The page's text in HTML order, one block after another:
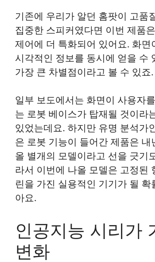
기존에 우리가 알던 홈팟이 고품
집중한 스피커였다면 이번 제품
제어에 더 특화되어 있어요. 화면
시각적인 정보를 동시에 얻을 수
가장 큰 차별점이라고 볼 수 있죠.
일부 보도에서는 화면이 사용자
는 로봇 베이스가 탑재될 것이라
있었는데요. 하지만 유명 분석가
은 로봇 기능이 들어간 제품은 내
올 별개의 모델이라고 선을 긋기
라서 이번에 나올 모델은 고정된
린을 가진 실용적인 기기가 될 확
아요.
인공지능 시리가
변화